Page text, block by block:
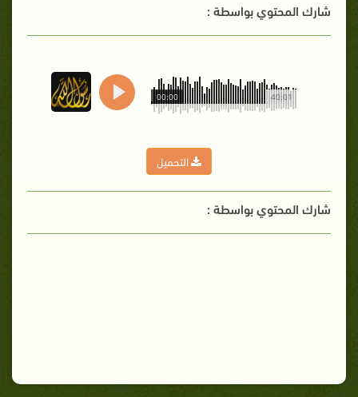
شارك المحتوي بواسطة :
40:01
00:00
التحميل
شارك المحتوي بواسطة :